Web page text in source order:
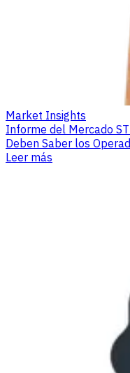
Market Insights
Informe del Mercado
Deben Saber los
Leer más